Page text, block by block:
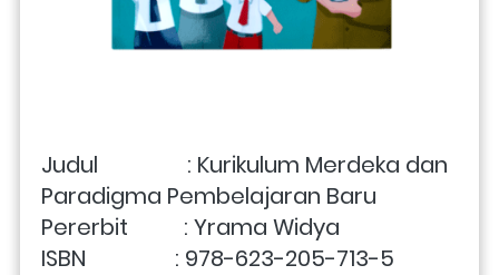
Judul                : Kurikulum Merdeka dan
Paradigma Pembelajaran Baru
Pererbit          : Yrama Widya
ISBN                : 978-623-205-713-5